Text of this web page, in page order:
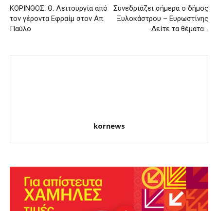
ΚΟΡΙΝΘΟΣ: Θ. Λειτουργία από
τον γέροντα Εφραίμ στον Απ.
Παύλο
Συνεδριάζει σήμερα ο δήμος
Ξυλοκάστρου – Ευρωστίνης
-Δείτε τα θέματα…
kornews